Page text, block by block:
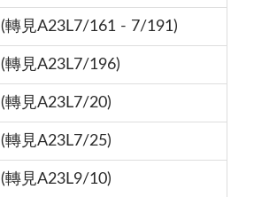
(轉見A23L7/161 - 7/191)
(轉見A23L7/196)
(轉見A23L7/20)
(轉見A23L7/25)
(轉見A23L9/10)